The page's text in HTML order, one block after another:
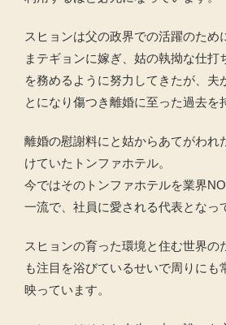
スヒョンは父の政界での活躍のため
まテギョンに嫁ぎ、姑の執拗な仕打
を務めるように努力してきたが、夫
とになり傷つき離婚に至った過去を
離婚の慰謝料にと姑からあてがわれ
けていたトンファホテル。
今ではそのトンファホテルを業界
一流で、社員に愛される代表となっ
スヒョンの育った環境と住む世界の
も注目を浴びているせいで周りにも
映っています。